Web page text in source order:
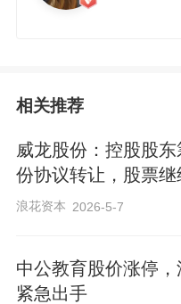
相关推荐
威龙股份：控股股东
份协议转让，股票继
浪花资本 2026-5-7
中公教育股价涨停
紧急出手